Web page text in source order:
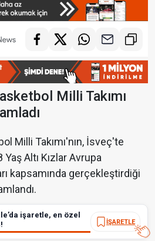
Milli Takımı
Milli Takımı'nın, İsveç'te
Altı Kızlar Avrupa
kapsamında gerçekleştirdiği
işaretle, en özel
İŞARETLE